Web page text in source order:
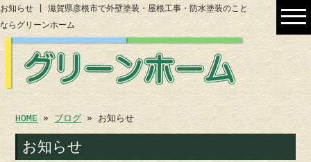
お知らせ | 滋賀県彦根市で外壁塗装・屋根工事・防水塗装のこと
ならグリーンホーム
HOME » ブログ » お知らせ
お知らせ